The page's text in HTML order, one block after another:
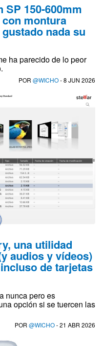
SP 150-600mm
con montura
nada su
ha parecido de lo peor
POR @WICHO- 8 JUN 2026
una utilidad
audios y vídeos)
de tarjetas
nunca pero es
opción si se tuercen las
POR @WICHO- 21 ABR 2026